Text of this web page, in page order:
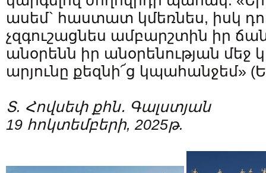
ասեմ` հաստատ կմեռնես, իսկ
չզգուշացնես ամբարշտին իր
անօրենն իր անօրենության մեջ
արյունը քեզնի՜ց կպահանջեմ»
Տ. Հովսեփ քհն․ Գալստյան
19 հոկտեմբերի, 2025թ.